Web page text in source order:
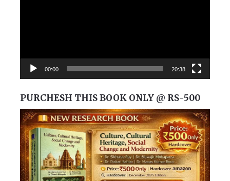
00:00 20:38
PURCHESH THIS BOOK ONLY @ RS-500